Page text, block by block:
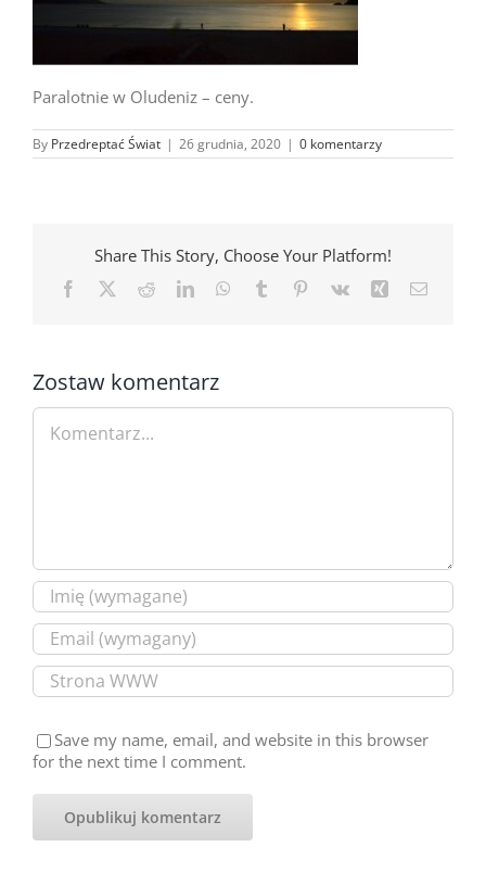
Paralotnie w Oludeniz – ceny.
By Przedreptać Świat | 26 grudnia, 2020 | 0 komentarzy
Share This Story, Choose Your Platform!
Facebook RedditLinkedInWhatsApp
Tumblr Pinterest
Vk Xing Email
Zostaw komentarz
Comment
Save my name, email, and website in this browser
for the next time I comment.